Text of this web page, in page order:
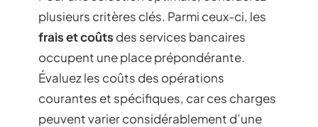
plusieurs critères clés. Parmi ceux-ci, les
frais et coûts des services bancaires
occupent une place prépondérante.
Évaluez les coûts des opérations
courantes et spécifiques, car ces charges
peuvent varier considérablement d’une